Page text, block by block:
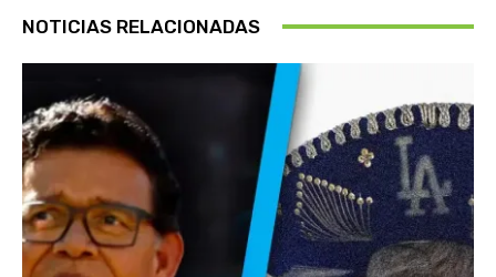
NOTICIAS RELACIONADAS